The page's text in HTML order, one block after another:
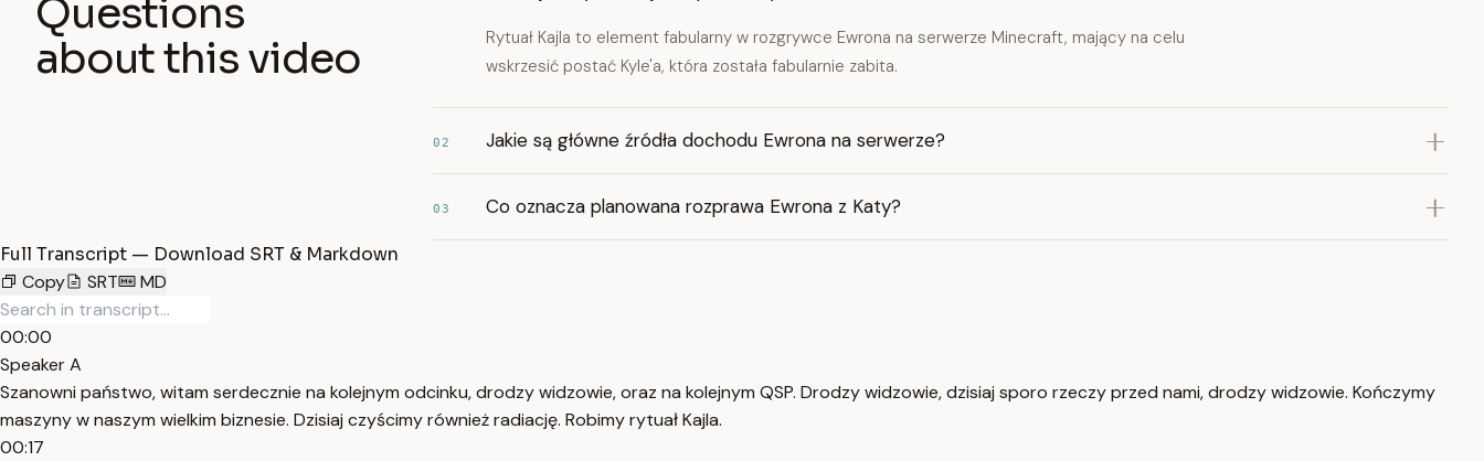
Questions
about this video
Rytuał Kajla to element fabularny w rozgrywce Ewrona na serwerze Minecraft, mający na celu
wskrzesić postać Kyle'a, która została fabularnie zabita.
02 Jakie są główne źródła dochodu Ewrona na serwerze?
03 Co oznacza planowana rozprawa Ewrona z Katy?
Full Transcript — Download SRT & Markdown
Copy
SRT MD
00:00
Speaker A
Szanowni państwo, witam serdecznie na kolejnym odcinku, drodzy widzowie, oraz na kolejnym QSP. Drodzy widzowie, dzisiaj sporo rzeczy przed nami, drodzy widzowie. Kończymy
maszyny w naszym wielkim biznesie. Dzisiaj czyścimy również radiację. Robimy rytuał Kajla.
00:17